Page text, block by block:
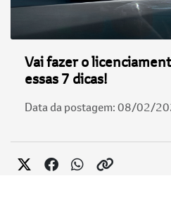
Vai fazer o
essas 7 dicas!
Data da postagem: 08/02/